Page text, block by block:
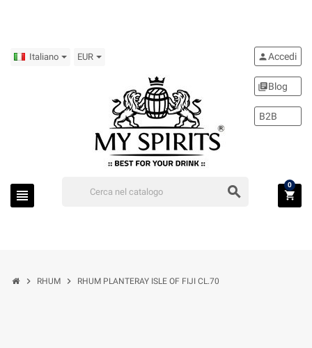
Italiano EUR
view_headline search
personAccedi
library_booksBlog
B2B
shopping_cart
0
chevron_right RHUM chevron_right RHUM PLANTERAY ISLE OF FIJI CL.70